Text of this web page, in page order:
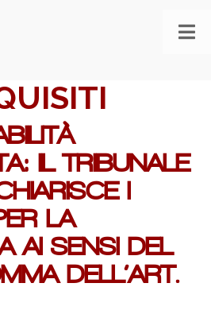
IL TRIBUNALE
I
LA
AI SENSI DEL
DELL’ART.